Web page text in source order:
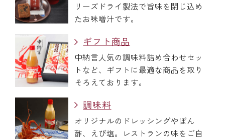
リーズドライ製法で旨味を閉じ込め
たお味噌汁です。
ギフト商品
中納言人気の調味料詰め合わせセッ
トなど、ギフトに最適な商品を取り
そろえております。
調味料
オリジナルのドレッシングやぽん
酢、えび塩。レストランの味をご自